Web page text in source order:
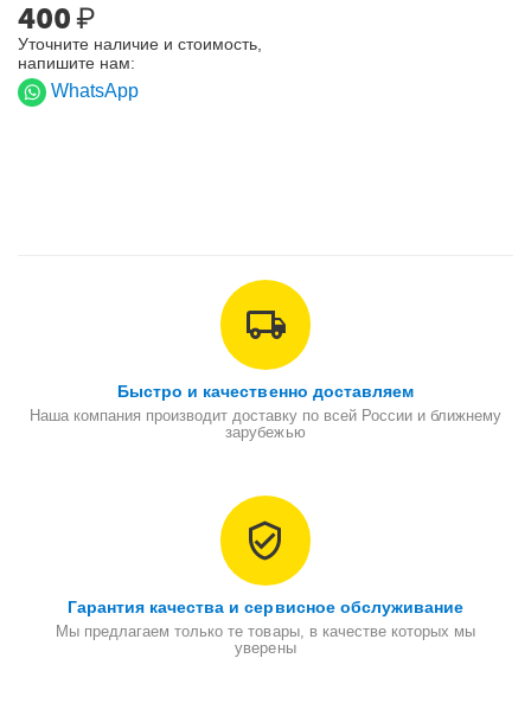
400₽
Уточните наличие и стоимость,
напишите нам:
WhatsApp
Быстро и качественно доставляем
Наша компания производит доставку по всей России и ближнему
зарубежью
Гарантия качества и сервисное обслуживание
Мы предлагаем только те товары, в качестве которых мы
уверены